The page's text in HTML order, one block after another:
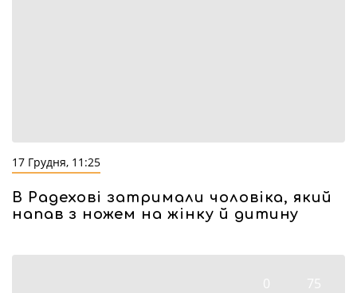
17 Грудня, 11:25
В Радехові затримали чоловіка, який
напав з ножем на жінку й дитину
0 75